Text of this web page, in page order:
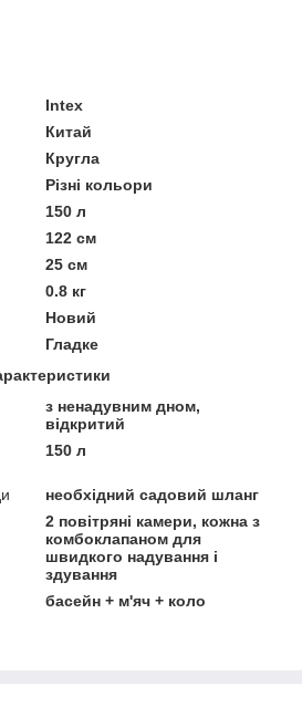
Intex
Китай
Кругла
Різні кольори
150 л
122 см
25 см
0.8 кг
Новий
Гладке
з ненадувним дном,
відкритий
150 л
необхідний садовий шланг
2 повітряні камери, кожна з
комбоклапаном для
швидкого надування і
здування
басейн + м'яч + коло